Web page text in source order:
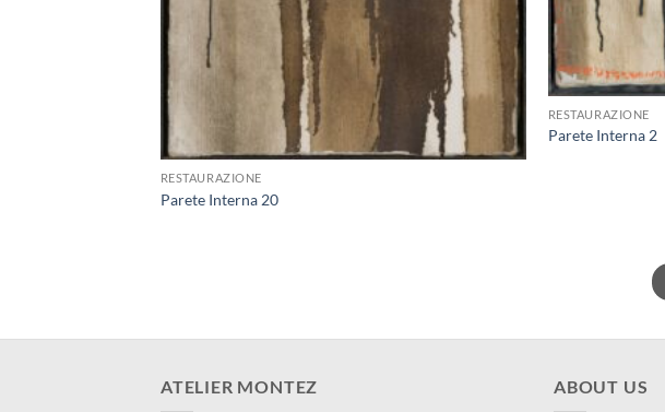
+
RESTAURAZIONE
Parete Interna 2
RESTAURAZIONE
Parete Interna 20
ATELIER MONTEZ ABOUT US